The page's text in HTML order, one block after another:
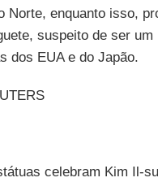
Norte, enquanto isso,
suspeito de ser
dos EUA e do Japão.
celebram Kim Il-